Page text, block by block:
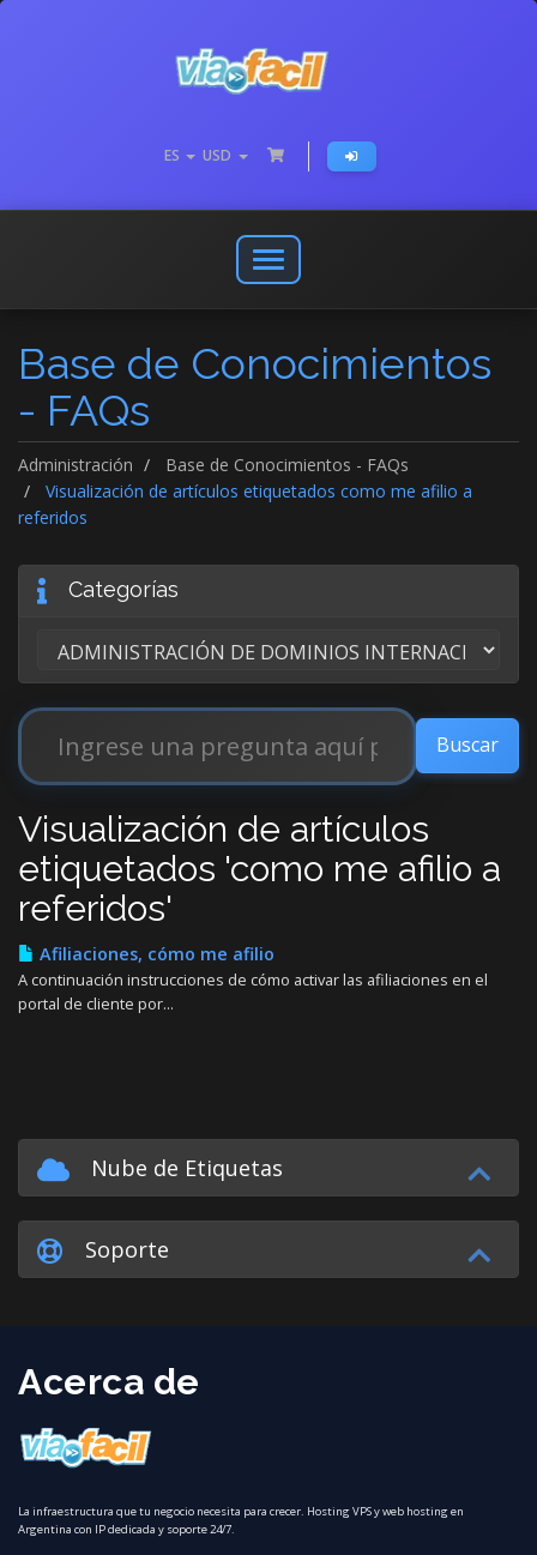
ES USD
Abrir
o
menú
de
Base de Conocimientos
- FAQs
Administración
Base de Conocimientos - FAQs
Visualización de artículos etiquetados como me afilio a
referidos
Categorías
Visualización de artículos
etiquetados 'como me afilio a
referidos'
Afiliaciones, cómo me afilio
A continuación instrucciones de cómo activar las afiliaciones en el
portal de cliente por...
Nube de Etiquetas
Soporte
Acerca de
La infraestructura que tu negocio necesita para crecer. Hosting VPS y web hosting en
Argentina con IP dedicada y soporte 24/7.